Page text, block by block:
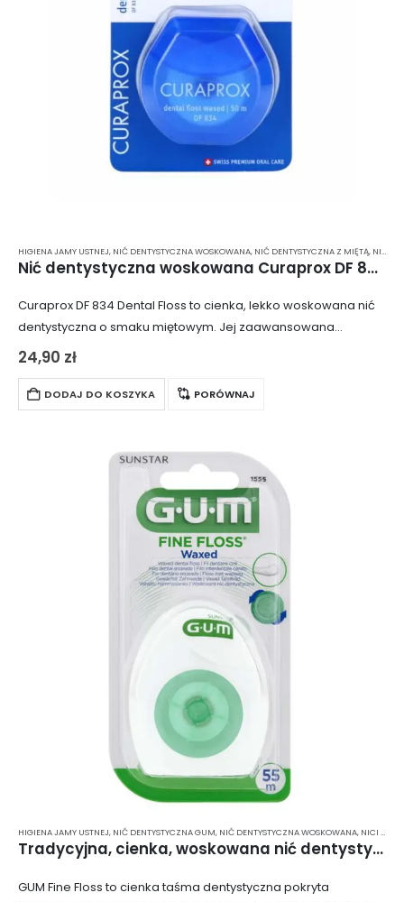
HIGIENA JAMY USTNEJ, NIĆ DENTYSTYCZNA WOSKOWANA, NIĆ DENTYSTYCZNA Z MIĘTĄ, NICI DENTYSTYCZNE
Nić dentystyczna woskowana Curaprox DF 834 Dental Floss 50m
Curaprox DF 834 Dental Floss to cienka, lekko woskowana nić
dentystyczna o smaku miętowym. Jej zaawansowana
konstrukcja sprawia, że produkt nie strzępi się ani nie
24,90 zł
DODAJ DO KOSZYKA PORÓWNAJ
HIGIENA JAMY USTNEJ, NIĆ DENTYSTYCZNA GUM, NIĆ DENTYSTYCZNA WOSKOWANA, NICI DENTYSTYCZNE
Tradycyjna, cienka, woskowana nić dentystyczna GUM Fine Floss 1555 (55m)
GUM Fine Floss to cienka taśma dentystyczna pokryta